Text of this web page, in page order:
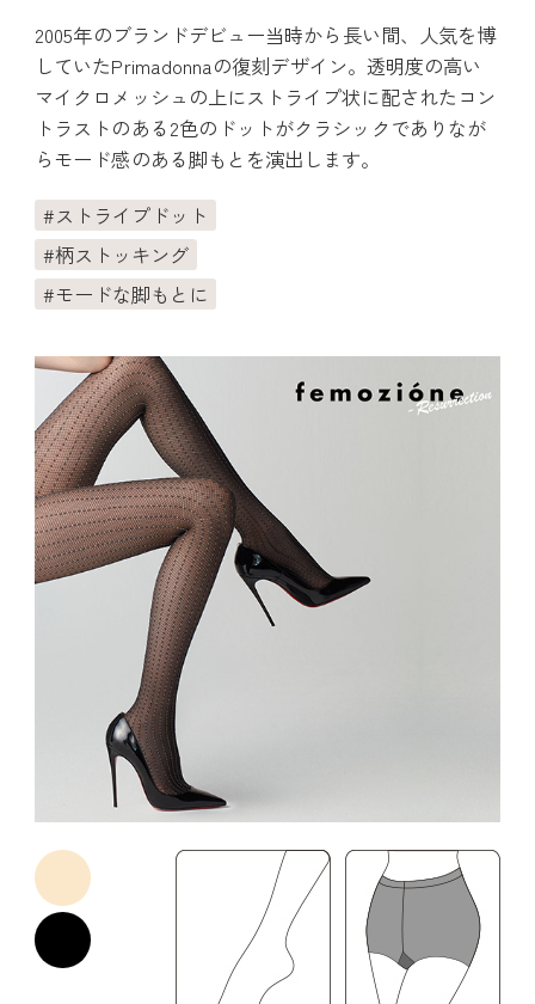
2005年のブランドデビュー当時から長い間、人気を博
していたPrimadonnaの復刻デザイン。透明度の高い
マイクロメッシュの上にストライプ状に配されたコン
トラストのある2色のドットがクラシックでありなが
らモード感のある脚もとを演出します。
ストライプドット
柄ストッキング
モードな脚もとに